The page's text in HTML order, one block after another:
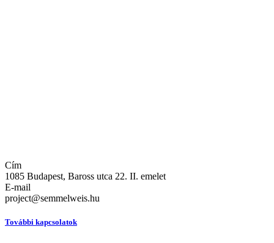
Cím
1085 Budapest, Baross utca 22. II. emelet
E-mail
project@semmelweis.hu
További kapcsolatok